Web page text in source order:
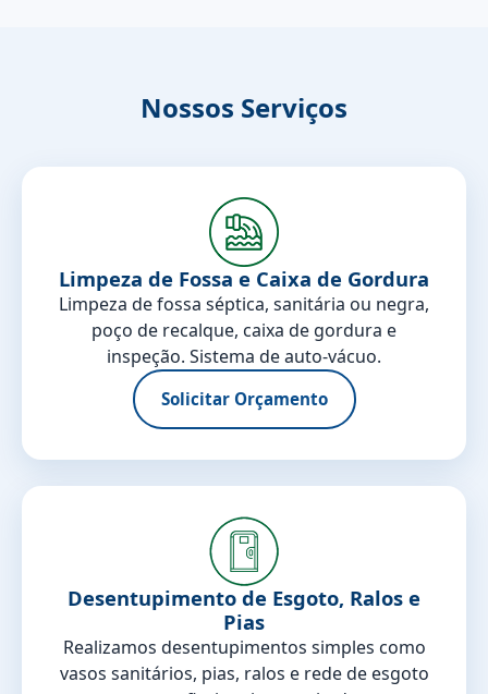
Nossos Serviços
Limpeza de Fossa e Caixa de Gordura
Limpeza de fossa séptica, sanitária ou negra,
poço de recalque, caixa de gordura e
inspeção. Sistema de auto-vácuo.
Solicitar Orçamento
Desentupimento de Esgoto, Ralos e
Pias
Realizamos desentupimentos simples como
vasos sanitários, pias, ralos e rede de esgoto